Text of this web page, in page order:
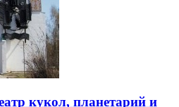
кукол, планетарий и